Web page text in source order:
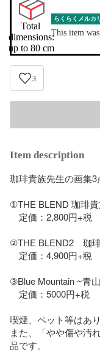
Total
dimensions:
up to 80 cm
らくらくメルカ
This item
3
Item description
珈琲貴族先生の画集3
①THE BLEND 珈琲
定価：2,800円+税
②THE BLEND2　珈
定価：4,900円+税
③Blue Mountain ~青
定価：5000円+税
喫煙、ペット等はあ
また、「やや傷や汚
品です。